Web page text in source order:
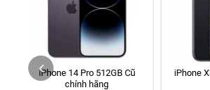
70 Nguyễn An Ninh, Dĩ An, Hồ Chí Minh
24h Vũng Tàu: 162A Ba Cu, Vũng Tàu, Hồ
Tàu cũ)
198 Hoàng Văn Thụ, Tân Sơn Nhất, Hồ Chí
iPhone 14 Pro 512GB Cũ
chính hãng
iPhone